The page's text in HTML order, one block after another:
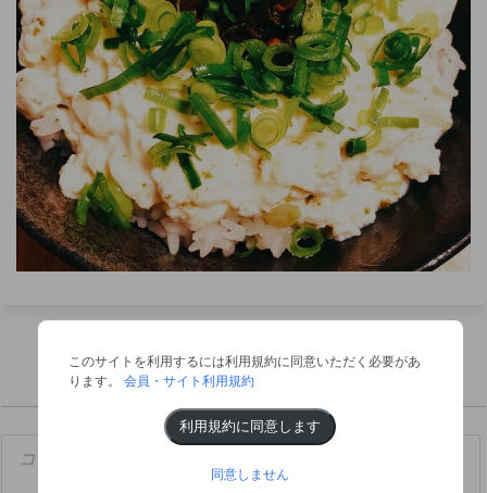
このサイトを利用するには利用規約に同意いただく必要があ
ります。会員・サイト利用規約
利用規約に同意します
同意しません